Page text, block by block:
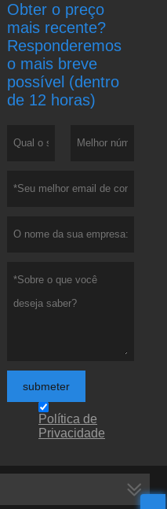
Obter o preço
mais recente?
Responderemos
o mais breve
possível (dentro
de 12 horas)
submeter
Política de
Privacidade